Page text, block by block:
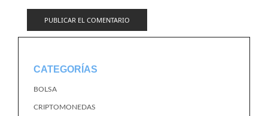
CATEGORÍAS
BOLSA
CRIPTOMONEDAS